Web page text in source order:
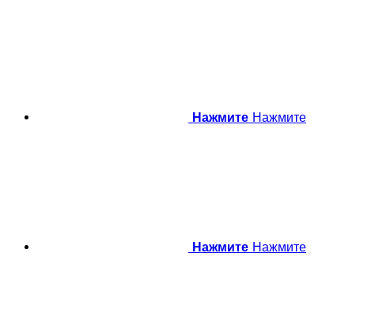
Нажмите Нажмите
Нажмите Нажмите